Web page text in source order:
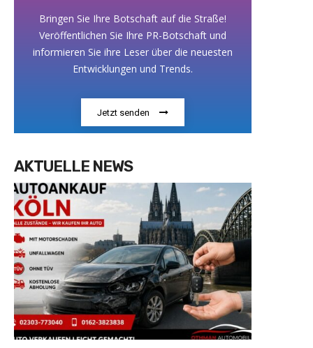
Bringen Sie Ihre Botschaft auf die Straße!
Veröffentlichen Sie Ihre PR-Botschaft und
informieren Sie ihre Leser über die neuesten
Entwicklungen und Trends.
Jetzt senden
AKTUELLE NEWS